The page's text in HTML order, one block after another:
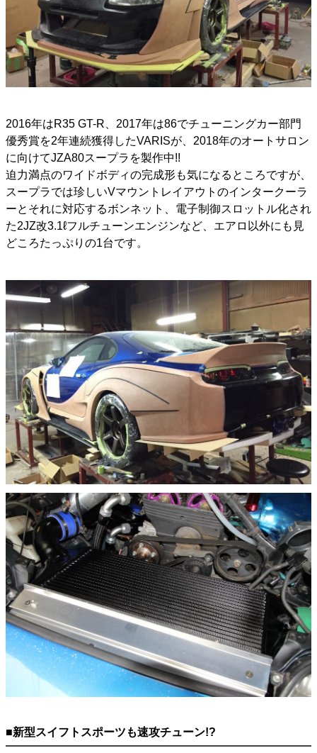
2016年はR35 GT-R、2017年は86でチューニングカー部門
優秀賞を2年連続獲得したVARISが、2018年のオートサロン
に向けてJZA80スープラを製作中!!
迫力満点のワイドボディの完成形も気になるところですが、
スープラでは珍しいVマウントレイアウトのインタークーラ
ーとそれに対応するボンネット、電子制御スロットル化され
た2JZ改3.1ℓフルチューンエンジンなど、エアロ以外にも見
どころたっぷりの1台です。
■新型スイフトスポーツも速攻チューン!?